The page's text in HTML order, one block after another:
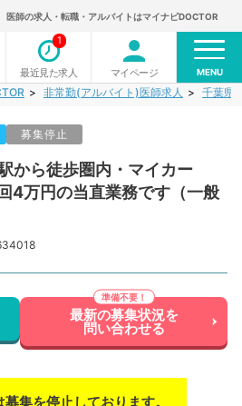
医師の求人・転職・アルバイトはマイナビDOCTOR
最近見た求人
1
マイページ MENU
非常勤(アルバイト)医師求人 千葉県
募集停止
から徒歩圏内・マイカー
4万円の当直業務です（一般
最新の募集状況を
問い合わせる
集を停止しております。